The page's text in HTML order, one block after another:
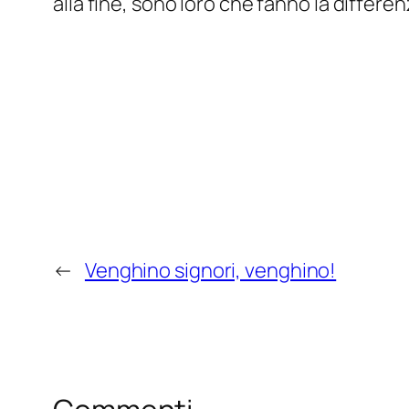
← Venghino signori, venghino!